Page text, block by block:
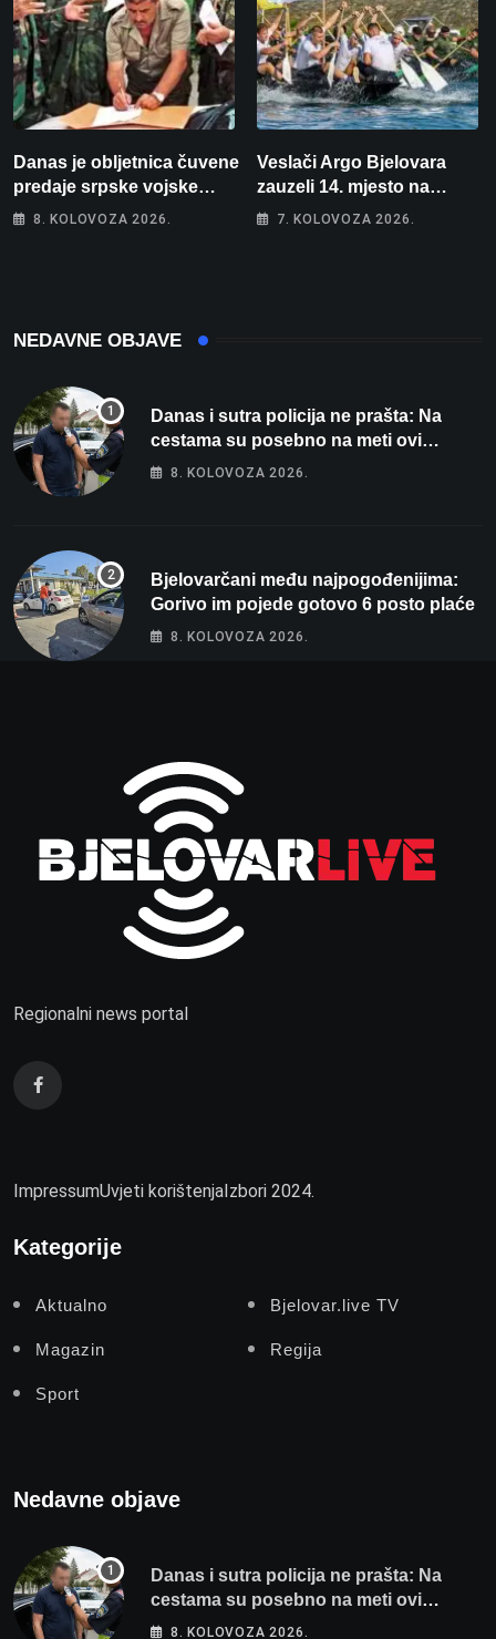
Danas je obljetnica čuvene
predaje srpske vojske
generalu Petru Stipetiću
8. KOLOVOZA 2026.
Veslači Argo Bjelovara
zauzeli 14. mjesto na
brzincu
7. KOLOVOZA 2026.
NEDAVNE OBJAVE
Danas i sutra policija ne prašta: Na
cestama su posebno na meti ovi
prekršaji
8. KOLOVOZA 2026.
Bjelovarčani među najpogođenijima:
Gorivo im pojede gotovo 6 posto plaće
8. KOLOVOZA 2026.
Regionalni news portal
ImpressumUvjeti korištenjaIzbori 2024.
Kategorije
Aktualno Bjelovar.live TV
Magazin Regija
Sport
Nedavne objave
Danas i sutra policija ne prašta: Na
cestama su posebno na meti ovi
prekršaji
8. KOLOVOZA 2026.